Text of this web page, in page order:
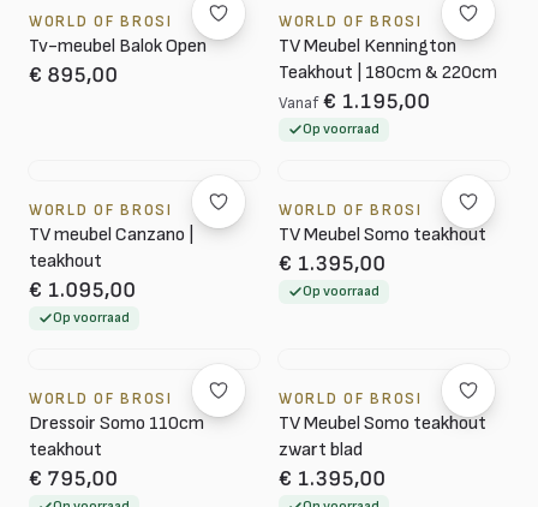
WORLD OF BROSI
Tv-meubel Balok Open
€ 895,00
WORLD OF BROSI
TV Meubel Kennington
Teakhout | 180cm & 220cm
Vanaf € 1.195,00
Op voorraad
WORLD OF BROSI
TV meubel Canzano |
teakhout
€ 1.095,00
Op voorraad
WORLD OF BROSI
TV Meubel Somo teakhout
€ 1.395,00
Op voorraad
WORLD OF BROSI
Dressoir Somo 110cm
teakhout
€ 795,00
WORLD OF BROSI
TV Meubel Somo teakhout
zwart blad
€ 1.395,00